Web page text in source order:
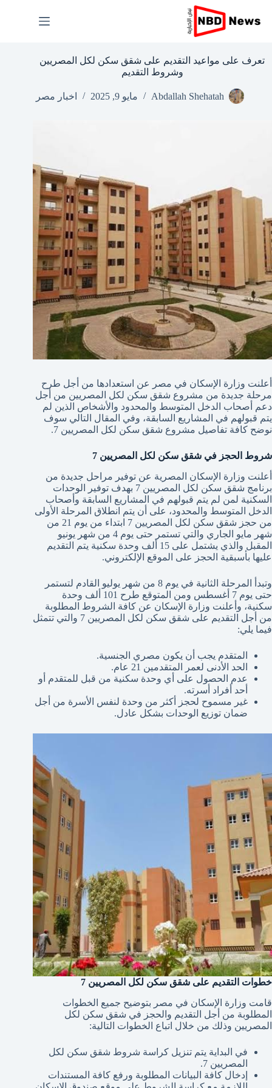
إلى
المحتوى
تعرف على مواعيد التقديم على شقق سكن لكل المصريين
وشروط التقديم
Abdallah Shehatah مايو 9, 2025 اخبار مصر
أعلنت وزارة الإسكان في مصر عن استعدادها من أجل طرح
مرحلة جديدة من مشروع شقق سكن لكل المصريين من أجل
دعم أصحاب الدخل المتوسط والمحدود والأشخاص الذين لم
يتم قبولهم في المشاريع السابقة، وفي المقال التالي سوف
نوضح كافة تفاصيل مشروع شقق سكن لكل المصريين 7.
شروط الحجز في شقق سكن لكل المصريين 7
أعلنت وزارة الإسكان المصرية عن توفير مراحل جديدة من
برنامج شقق سكن لكل المصريين 7 بهدف توفير الوحدات
السكنية لمن لم يتم قبولهم في المشاريع السابقة وأصحاب
الدخل المتوسط والمحدود، على أن يتم انطلاق المرحلة الأولى
من حجز شقق سكن لكل المصريين 7 ابتداء من يوم 21 من
شهر مايو الجاري والتي تستمر حتى يوم 4 من شهر يونيو
المقبل والذي يشتمل على 15 ألف وحدة سكنية يتم التقديم
عليها بأسبقية الحجز على الموقع الإلكتروني.
وتبدأ المرحلة الثانية في يوم 8 من شهر يوليو القادم لتستمر
حتى يوم 7 أغسطس ومن المتوقع طرح 101 ألف وحدة
سكنية، وأعلنت وزارة الإسكان عن كافة الشروط المطلوبة
من أجل التقديم على شقق سكن لكل المصريين 7 والتي تتمثل
فيما يلي:
المتقدم يجب أن يكون مصري الجنسية.
الحد الأدنى لعمر المتقدمين 21 عام.
عدم الحصول على أي وحدة سكنية من قبل للمتقدم أو
أحد أفراد أسرته.
غير مسموح لحجز أكثر من وحدة لنفس الأسرة من أجل
ضمان توزيع الوحدات بشكل عادل.
خطوات التقديم على شقق سكن لكل المصريين 7
قامت وزارة الإسكان في مصر بتوضيح جميع الخطوات
المطلوبة من أجل التقديم والحجز في شقق سكن لكل
المصريين وذلك من خلال اتباع الخطوات التالية:
في البداية يتم تنزيل كراسة شروط شقق سكن لكل
المصريين 7.
إدخال كافة البيانات المطلوبة ورفع كافة المستندات